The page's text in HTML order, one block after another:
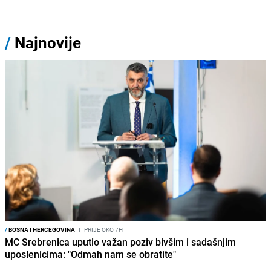
/ Najnovije
/BOSNA I HERCEGOVINA I PRIJE OKO 7H
MC Srebrenica uputio važan poziv bivšim i sadašnjim
uposlenicima: "Odmah nam se obratite"